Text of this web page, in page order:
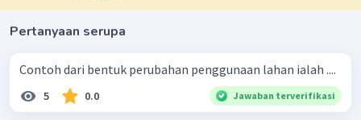
Pertanyaan serupa
Contoh dari bentuk perubahan penggunaan lahan ialah ....
5 0.0 Jawaban terverifikasi